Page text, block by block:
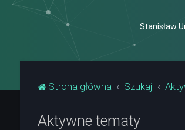
Stanisław
Strona główna Szukaj
Aktywne tematy